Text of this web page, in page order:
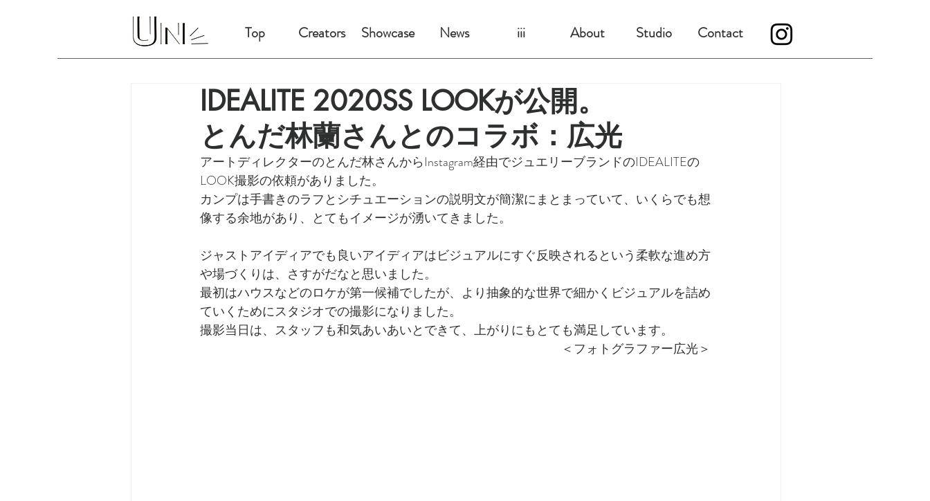
Top Creators Showcase News iii About Studio Contact
IDEALITE 2020SS LOOKが公開。
とんだ林蘭さんとのコラボ：広光
アートディレクターのとんだ林さんからInstagram経由でジュエリーブランドのIDEALITEの
LOOK撮影の依頼がありました。
カンプは手書きのラフとシチュエーションの説明文が簡潔にまとまっていて、いくらでも想
像する余地があり、とてもイメージが湧いてきました。
ジャストアイディアでも良いアイディアはビジュアルにすぐ反映されるという柔軟な進め方
や場づくりは、さすがだなと思いました。
最初はハウスなどのロケが第一候補でしたが、より抽象的な世界で細かくビジュアルを詰め
ていくためにスタジオでの撮影になりました。
撮影当日は、スタッフも和気あいあいとできて、上がりにもとても満足しています。
＜フォトグラファー広光＞